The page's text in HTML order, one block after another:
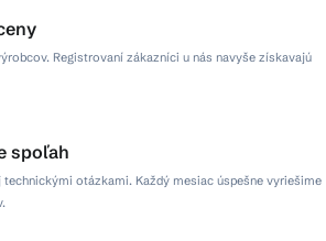
Registrovaní zákazníci u nás navyše získavajú
spoľah
otázkami. Každý mesiac úspešne vyriešime